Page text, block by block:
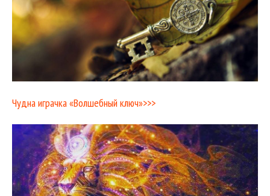
Чудна играчка «Волшебный ключ»>>>